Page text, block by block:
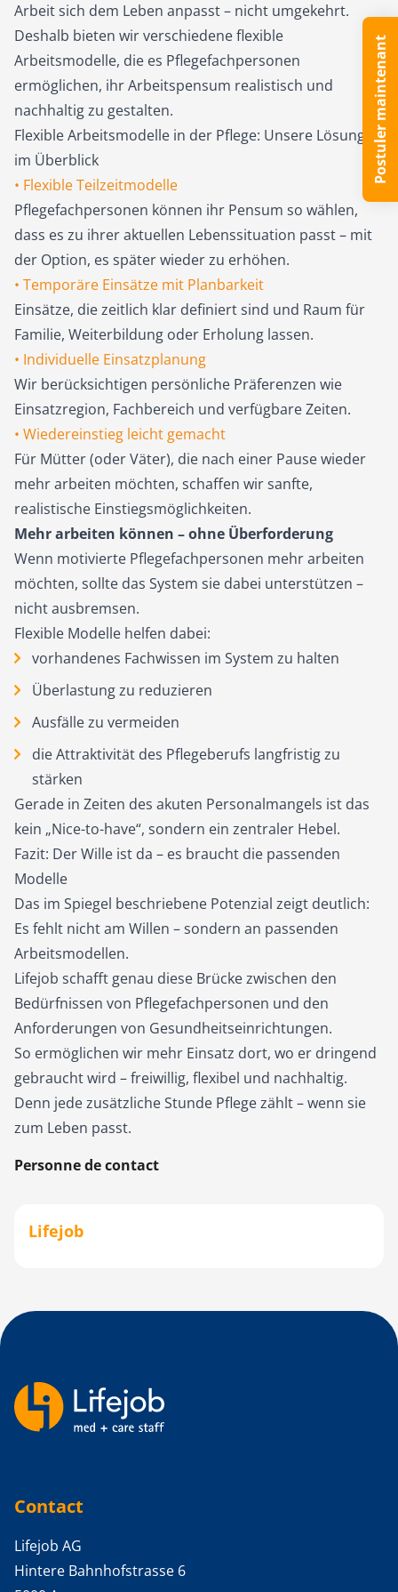
Arbeit sich dem Leben anpasst – nicht umgekehrt.
Deshalb bieten wir verschiedene flexible
Arbeitsmodelle, die es Pflegefachpersonen
ermöglichen, ihr Arbeitspensum realistisch und
nachhaltig zu gestalten.
Flexible Arbeitsmodelle in der Pflege: Unsere Lösungen
im Überblick
• Flexible Teilzeitmodelle
Pflegefachpersonen können ihr Pensum so wählen,
dass es zu ihrer aktuellen Lebenssituation passt – mit
der Option, es später wieder zu erhöhen.
• Temporäre Einsätze mit Planbarkeit
Einsätze, die zeitlich klar definiert sind und Raum für
Familie, Weiterbildung oder Erholung lassen.
• Individuelle Einsatzplanung
Wir berücksichtigen persönliche Präferenzen wie
Einsatzregion, Fachbereich und verfügbare Zeiten.
• Wiedereinstieg leicht gemacht
Für Mütter (oder Väter), die nach einer Pause wieder
mehr arbeiten möchten, schaffen wir sanfte,
realistische Einstiegsmöglichkeiten.
Mehr arbeiten können – ohne Überforderung
Wenn motivierte Pflegefachpersonen mehr arbeiten
möchten, sollte das System sie dabei unterstützen –
nicht ausbremsen.
Flexible Modelle helfen dabei:
vorhandenes Fachwissen im System zu halten
Überlastung zu reduzieren
Ausfälle zu vermeiden
die Attraktivität des Pflegeberufs langfristig zu
stärken
Gerade in Zeiten des akuten Personalmangels ist das
kein „Nice-to-have“, sondern ein zentraler Hebel.
Fazit: Der Wille ist da – es braucht die passenden
Modelle
Das im Spiegel beschriebene Potenzial zeigt deutlich:
Es fehlt nicht am Willen – sondern an passenden
Arbeitsmodellen.
Lifejob schafft genau diese Brücke zwischen den
Bedürfnissen von Pflegefachpersonen und den
Anforderungen von Gesundheitseinrichtungen.
So ermöglichen wir mehr Einsatz dort, wo er dringend
gebraucht wird – freiwillig, flexibel und nachhaltig.
Denn jede zusätzliche Stunde Pflege zählt – wenn sie
zum Leben passt.
Personne de contact
Lifejob
Postuler maintenant
Contact
Lifejob AG
Hintere Bahnhofstrasse 6
Backlinks